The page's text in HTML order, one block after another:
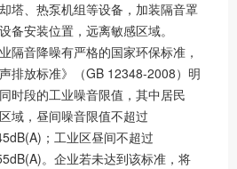
塔、热泵机组等设备，加装隔音罩
备安装位置，远离敏感区域。
隔音降噪有严格的国家环保标准，
排放标准》（GB 12348-2008）明
时段的工业噪音限值，其中居民
域，昼间噪音限值不超过
；工业区昼间不超过
。企业若未达到该标准，将